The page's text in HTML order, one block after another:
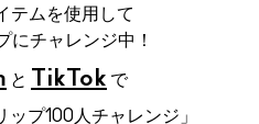
テムを使用して
にチャレンジ中！
と TikTok で
ップ100人チャレンジ」